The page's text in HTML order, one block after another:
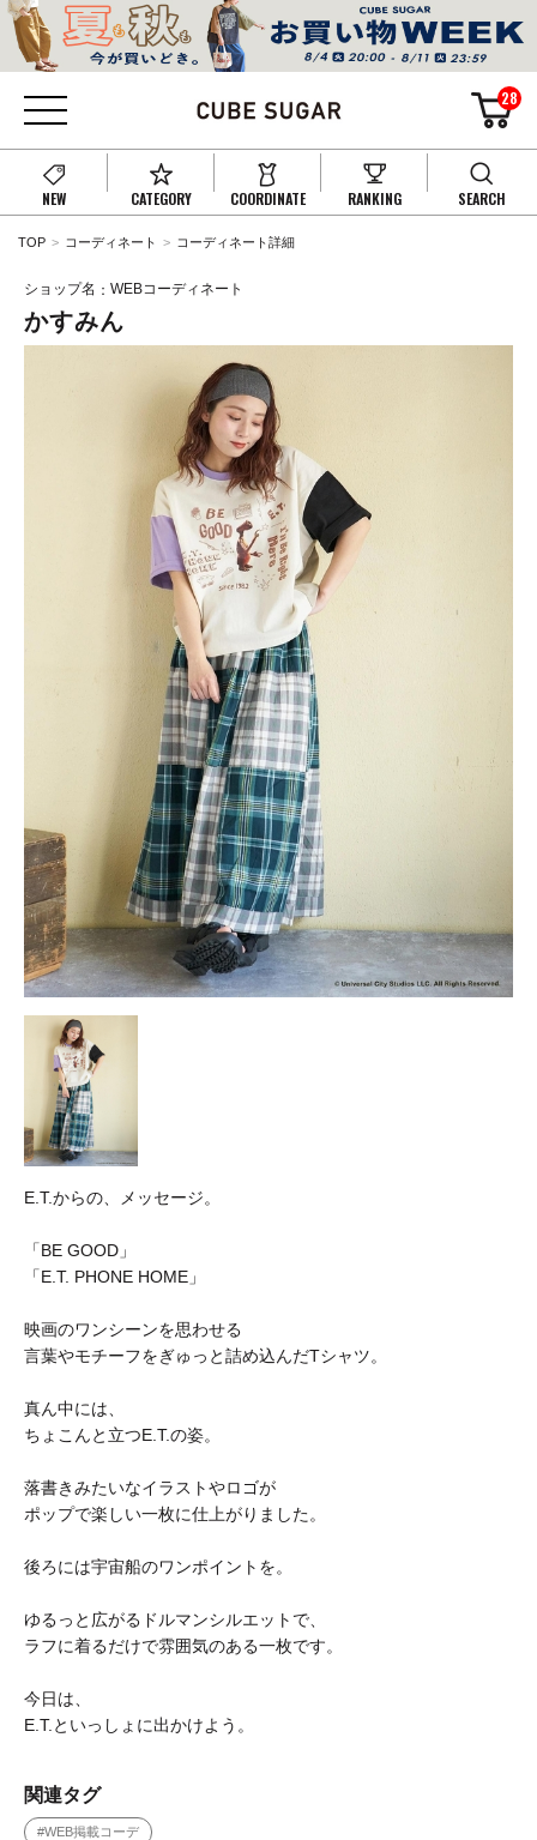
28
NEW CATEGORY COORDINATE RANKING SEARCH
TOP コーディネート コーディネート詳細
ショップ名 WEBコーディネート
かすみん
E.T.からの、メッセージ。
「BE GOOD」
「E.T. PHONE HOME」
映画のワンシーンを思わせる
言葉やモチーフをぎゅっと詰め込んだTシャツ。
真ん中には、
ちょこんと立つE.T.の姿。
落書きみたいなイラストやロゴが
ポップで楽しい一枚に仕上がりました。
後ろには宇宙船のワンポイントを。
ゆるっと広がるドルマンシルエットで、
ラフに着るだけで雰囲気のある一枚です。
今日は、
E.T.といっしょに出かけよう。
関連タグ
#WEB掲載コーデ